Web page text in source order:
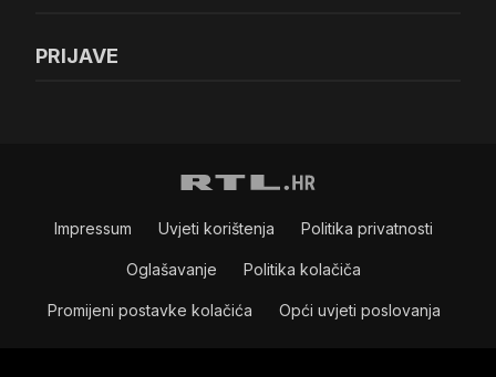
PRIJAVE
Impressum Uvjeti korištenja Politika privatnosti
Oglašavanje Politika kolačiča
Promijeni postavke kolačića Opći uvjeti poslovanja